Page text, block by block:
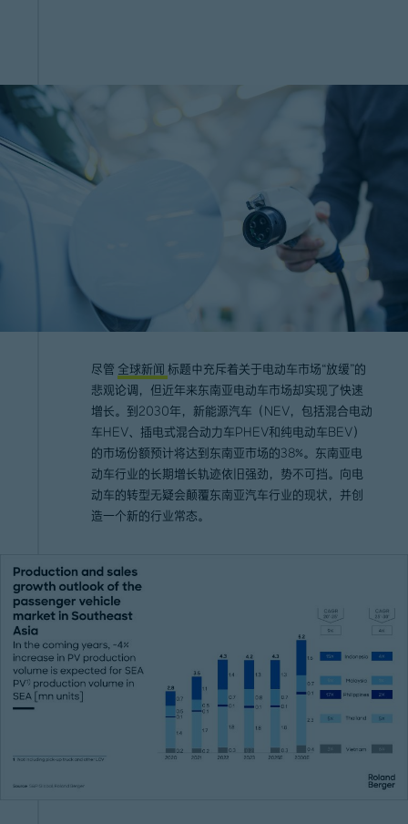
尽管 全球新闻标题中充斥着关于电动车市场“放缓”的
悲观论调，但近年来东南亚电动车市场却实现了快速
增长。到2030年，新能源汽车（NEV，包括混合电动
车HEV、插电式混合动力车PHEV和纯电动车BEV）
的市场份额预计将达到东南亚市场的38%。东南亚电
动车行业的长期增长轨迹依旧强劲，势不可挡。向电
动车的转型无疑会颠覆东南亚汽车行业的现状，并创
造一个新的行业常态。